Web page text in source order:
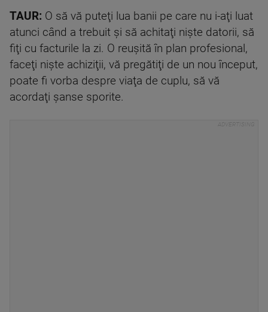
TAUR: O să vă puteţi lua banii pe care nu i-aţi luat
atunci când a trebuit şi să achitaţi nişte datorii, să
fiţi cu facturile la zi. O reuşită în plan profesional,
faceţi nişte achiziţii, vă pregătiţi de un nou început,
poate fi vorba despre viaţa de cuplu, să vă
acordaţi şanse sporite.